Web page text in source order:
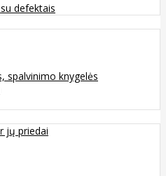
defektais
spalvinimo knygelės
jų priedai